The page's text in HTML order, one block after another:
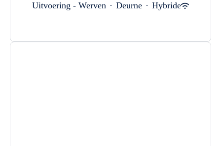
Uitvoering - Werven · Deurne · Hybride